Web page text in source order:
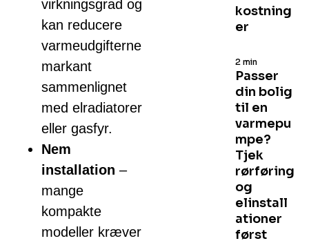
virkningsgrad og
kan reducere
varmeudgifterne
markant
sammenlignet
med elradiatorer
eller gasfyr.
Nem
installation –
mange
kompakte
modeller kræver
kostning
er
Passer
din bolig
til en
varmepu
mpe?
Tjek
rørføring
og
elinstall
ationer
først
2 min